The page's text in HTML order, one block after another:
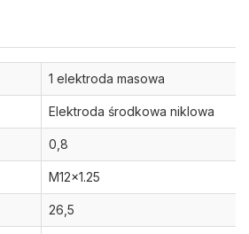
1 elektroda masowa
Elektroda środkowa niklowa
0,8
M12x1.25
26,5